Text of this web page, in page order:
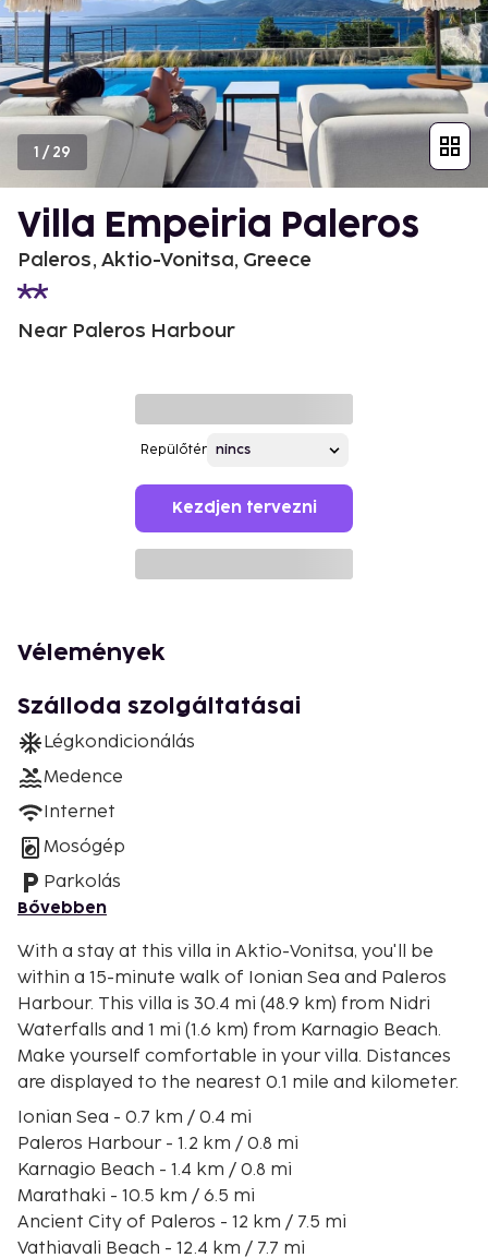
1 /29
Villa Empeiria Paleros
Paleros, Aktio-Vonitsa, Greece
Near Paleros Harbour
Repülőtér
Kezdjen tervezni
Vélemények
Szálloda szolgáltatásai
Légkondicionálás
Medence
Internet
Mosógép
Parkolás
Bővebben
With a stay at this villa in Aktio-Vonitsa, you'll be
within a 15-minute walk of Ionian Sea and Paleros
Harbour. This villa is 30.4 mi (48.9 km) from Nidri
Waterfalls and 1 mi (1.6 km) from Karnagio Beach.
Make yourself comfortable in your villa. Distances
are displayed to the nearest 0.1 mile and kilometer.
Ionian Sea - 0.7 km / 0.4 mi
Paleros Harbour - 1.2 km / 0.8 mi
Karnagio Beach - 1.4 km / 0.8 mi
Marathaki - 10.5 km / 6.5 mi
Ancient City of Paleros - 12 km / 7.5 mi
Vathiavali Beach - 12.4 km / 7.7 mi